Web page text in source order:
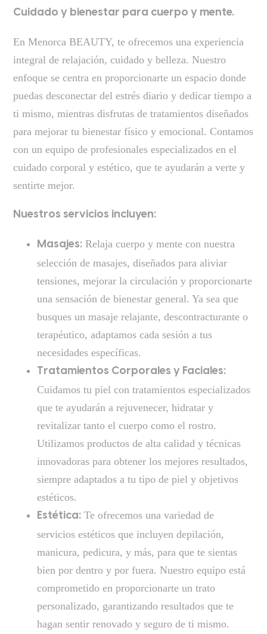
Cuidado y bienestar para cuerpo y mente.
En Menorca BEAUTY, te ofrecemos una experiencia
integral de relajación, cuidado y belleza. Nuestro
enfoque se centra en proporcionarte un espacio donde
puedas desconectar del estrés diario y dedicar tiempo a
ti mismo, mientras disfrutas de tratamientos diseñados
para mejorar tu bienestar físico y emocional. Contamos
con un equipo de profesionales especializados en el
cuidado corporal y estético, que te ayudarán a verte y
sentirte mejor.
Nuestros servicios incluyen:
Masajes: Relaja cuerpo y mente con nuestra
selección de masajes, diseñados para aliviar
tensiones, mejorar la circulación y proporcionarte
una sensación de bienestar general. Ya sea que
busques un masaje relajante, descontracturante o
terapéutico, adaptamos cada sesión a tus
necesidades específicas.
Tratamientos Corporales y Faciales:
Cuidamos tu piel con tratamientos especializados
que te ayudarán a rejuvenecer, hidratar y
revitalizar tanto el cuerpo como el rostro.
Utilizamos productos de alta calidad y técnicas
innovadoras para obtener los mejores resultados,
siempre adaptados a tu tipo de piel y objetivos
estéticos.
Estética: Te ofrecemos una variedad de
servicios estéticos que incluyen depilación,
manicura, pedicura, y más, para que te sientas
bien por dentro y por fuera. Nuestro equipo está
comprometido en proporcionarte un trato
personalizado, garantizando resultados que te
hagan sentir renovado y seguro de ti mismo.